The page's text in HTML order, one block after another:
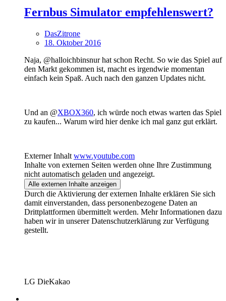
Fernbus Simulator empfehlenswert?
DasZitrone
18. Oktober 2016
Naja, @halloichbinsnur hat schon Recht. So wie das Spiel auf
den Markt gekommen ist, macht es irgendwie momentan
einfach kein Spaß. Auch nach den ganzen Updates nicht.
Und an @XBOX360, ich würde noch etwas warten das Spiel
zu kaufen... Warum wird hier denke ich mal ganz gut erklärt.
Externer Inhalt www.youtube.com
Inhalte von externen Seiten werden ohne Ihre Zustimmung
nicht automatisch geladen und angezeigt.
Alle externen Inhalte anzeigen
Durch die Aktivierung der externen Inhalte erklären Sie sich
damit einverstanden, dass personenbezogene Daten an
Drittplattformen übermittelt werden. Mehr Informationen dazu
haben wir in unserer Datenschutzerklärung zur Verfügung
gestellt.
LG DieKakao